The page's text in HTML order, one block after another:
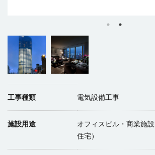
工事種類 電気設備工事
施設用途
オフィスビル・商業施
住宅）